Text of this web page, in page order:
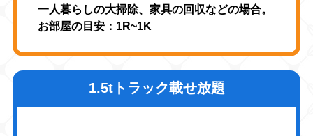
一人暮らしの大掃除、家具の回収などの場合。
お部屋の目安：1R~1K
1.5tトラック載せ放題